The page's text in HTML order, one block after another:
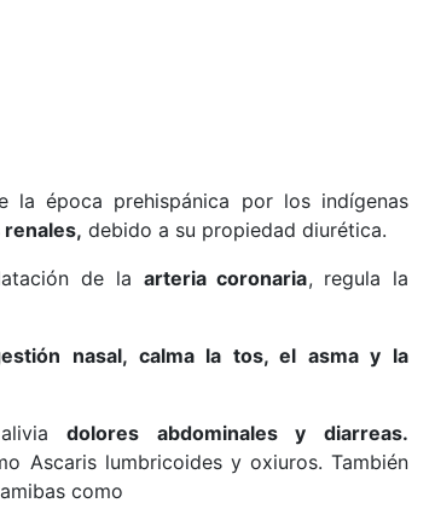
la época prehispánica por los indígenas
renales, debido a su propiedad diurética.
de la arteria coronaria, regula la
nasal, calma la tos, el asma y la
aliviadolores abdominales y diarreas.
Ascaris lumbricoides y oxiuros. También
como